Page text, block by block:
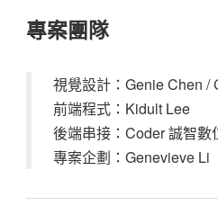
專案團隊
視覺設計：Genie Chen /
前端程式：Kidult Lee
後端串接：Coder 誠智數
專案企劃：Genevieve Li